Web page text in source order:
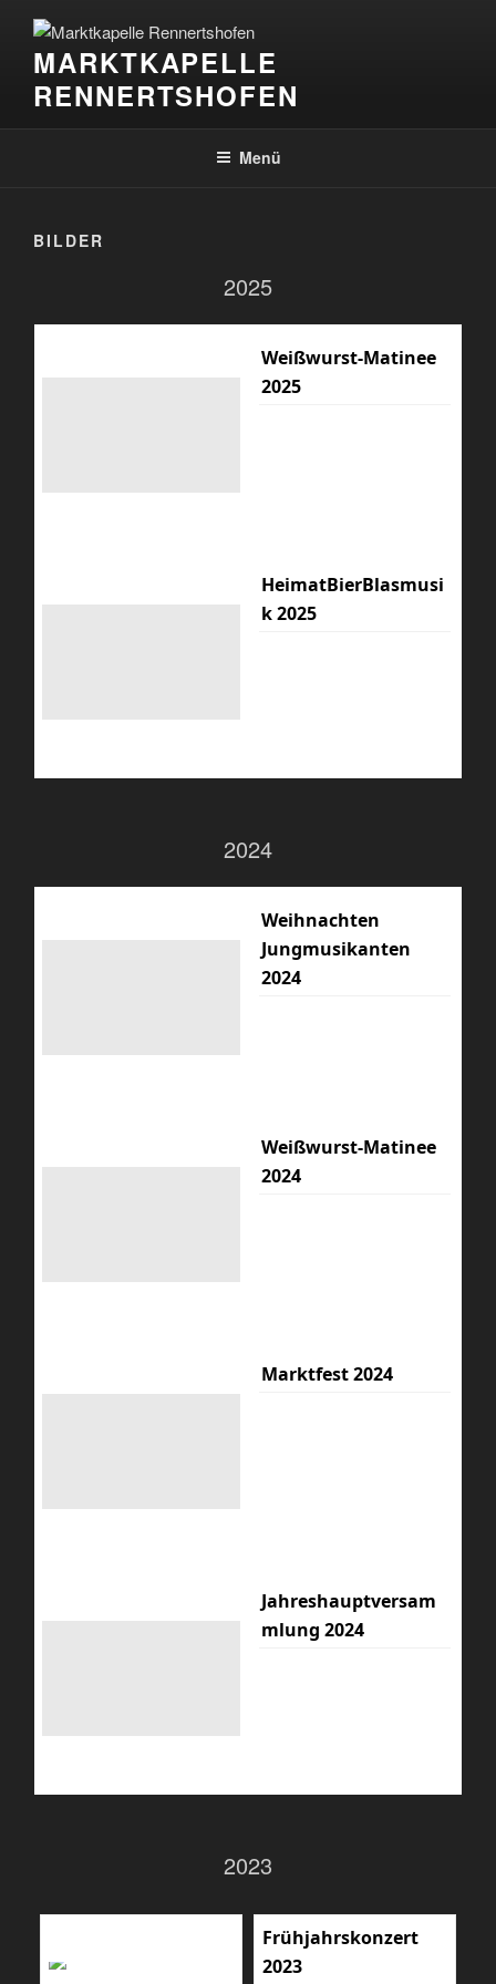
Inhalt
springenMARKTKAPELLE
RENNERTSHOFEN
Menü
BILDER
2025
Weißwurst-Matinee
2025
HeimatBierBlasmusi
k 2025
2024
Weihnachten
Jungmusikanten
2024
Weißwurst-Matinee
2024
Marktfest 2024
Jahreshauptversam
mlung 2024
2023
Frühjahrskonzert
2023